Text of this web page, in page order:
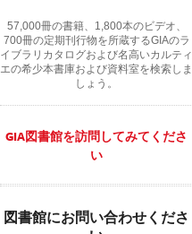
57,000冊の書籍、1,800本のビデオ、
700冊の定期刊行物を所蔵するGIAのラ
イブラリカタログおよび名高いカルティ
エの希少本書庫および資料室を検索しま
しょう。
GIA図書館を訪問してみてくださ
い
図書館にお問い合わせくださ